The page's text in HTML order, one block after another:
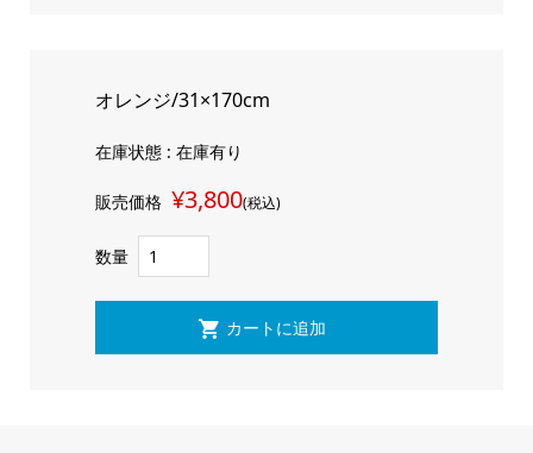
オレンジ/31×170cm
在庫状態 : 在庫有り
販売価格 ¥3,800(税込)
数量